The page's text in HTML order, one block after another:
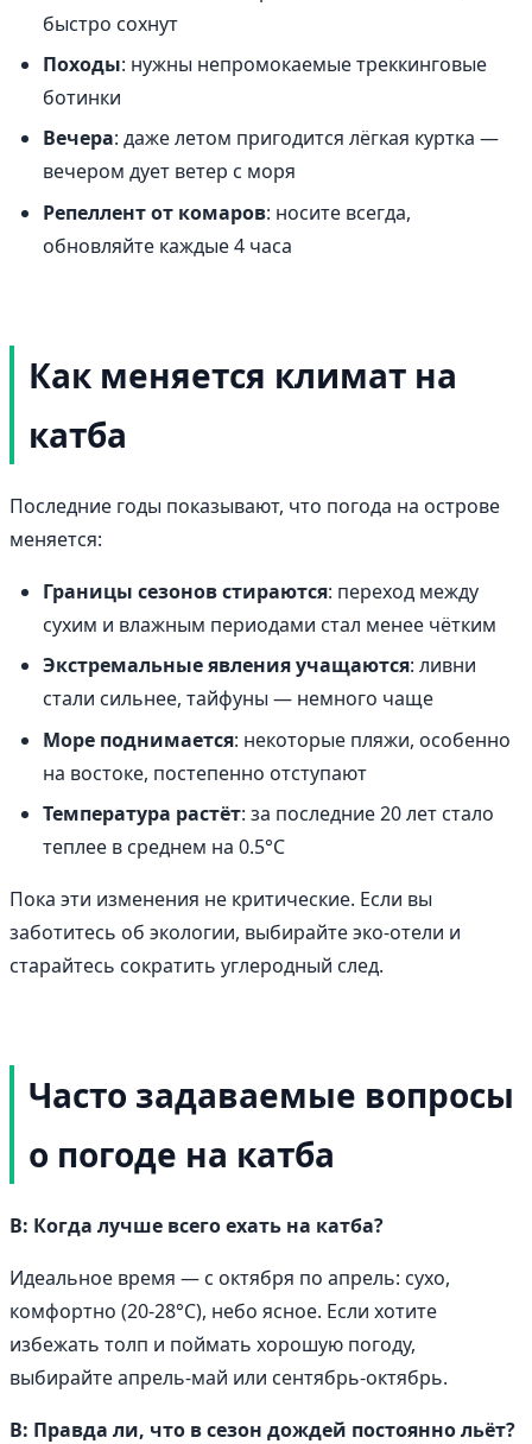
быстро сохнут
Походы: нужны непромокаемые треккинговые
ботинки
Вечера: даже летом пригодится лёгкая куртка —
вечером дует ветер с моря
Репеллент от комаров: носите всегда,
обновляйте каждые 4 часа
Как меняется климат на
катба
Последние годы показывают, что погода на острове
меняется:
Границы сезонов стираются: переход между
сухим и влажным периодами стал менее чётким
Экстремальные явления учащаются: ливни
стали сильнее, тайфуны — немного чаще
Море поднимается: некоторые пляжи, особенно
на востоке, постепенно отступают
Температура растёт: за последние 20 лет стало
теплее в среднем на 0.5°C
Пока эти изменения не критические. Если вы
заботитесь об экологии, выбирайте эко-отели и
старайтесь сократить углеродный след.
Часто задаваемые вопросы
о погоде на катба
В: Когда лучше всего ехать на катба?
Идеальное время — с октября по апрель: сухо,
комфортно (20-28°C), небо ясное. Если хотите
избежать толп и поймать хорошую погоду,
выбирайте апрель-май или сентябрь-октябрь.
В: Правда ли, что в сезон дождей постоянно льёт?